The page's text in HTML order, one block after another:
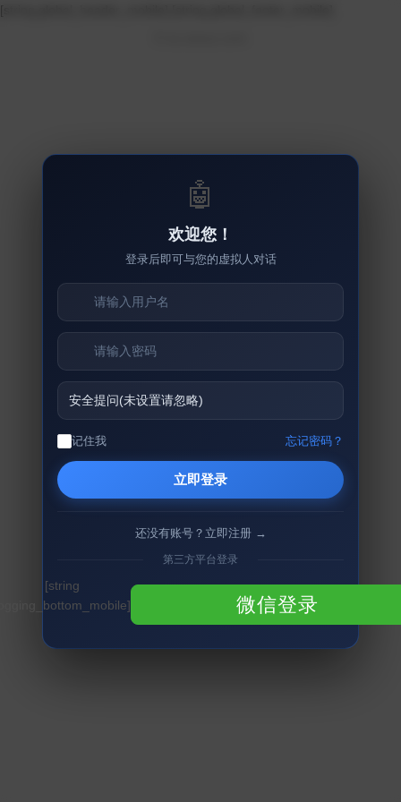
[string global_header_mobile]
🤖
欢迎您！
登录后即可与您的虚拟人对话
记住我 忘记密码？
立即登录
还没有账号？立即注册 →
第三方平台登录
[string
微信登录